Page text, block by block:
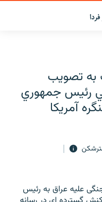
به تصويب
رئيس جمهوري
آمريكا
عليه عراق به رئيس